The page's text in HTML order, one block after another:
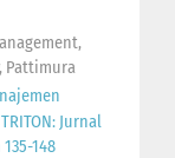
Pattimura
Jurnal
148